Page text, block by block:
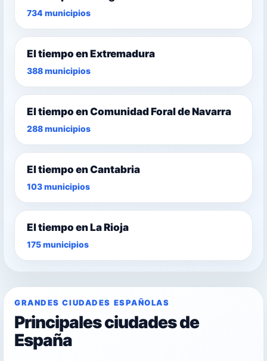
734 municipios
El tiempo en Extremadura
388 municipios
El tiempo en Comunidad Foral de Navarra
288 municipios
El tiempo en Cantabria
103 municipios
El tiempo en La Rioja
175 municipios
GRANDES CIUDADES ESPAÑOLAS
Principales ciudades de
España